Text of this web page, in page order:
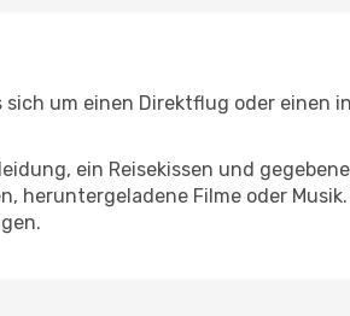
um einen Direktflug oder einen
ein Reisekissen und
Filme oder Musik.